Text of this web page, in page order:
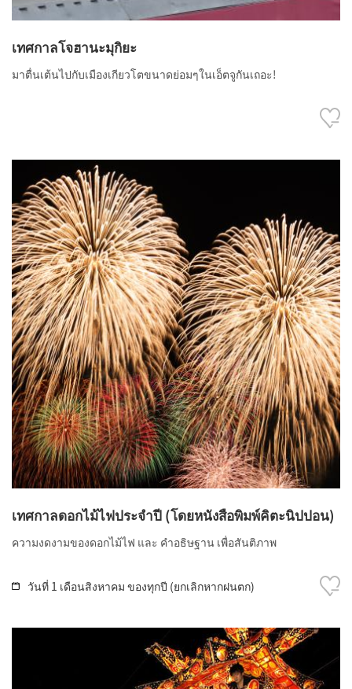
เทศกาลโจฮานะมุกิยะ
มาตื่นเต้นไปกับเมืองเกียวโตขนาดย่อมๆในเอ็ตจูกันเถอะ!
เทศกาลดอกไม้ไฟประจำปี (โดยหนังสือพิมพ์คิตะนิปปอน)
ความงดงามของดอกไม้ไฟ และ คำอธิษฐาน เพื่อสันติภาพ
วันที่ 1 เดือนสิงหาคม ของทุกปี (ยกเลิกหากฝนตก)